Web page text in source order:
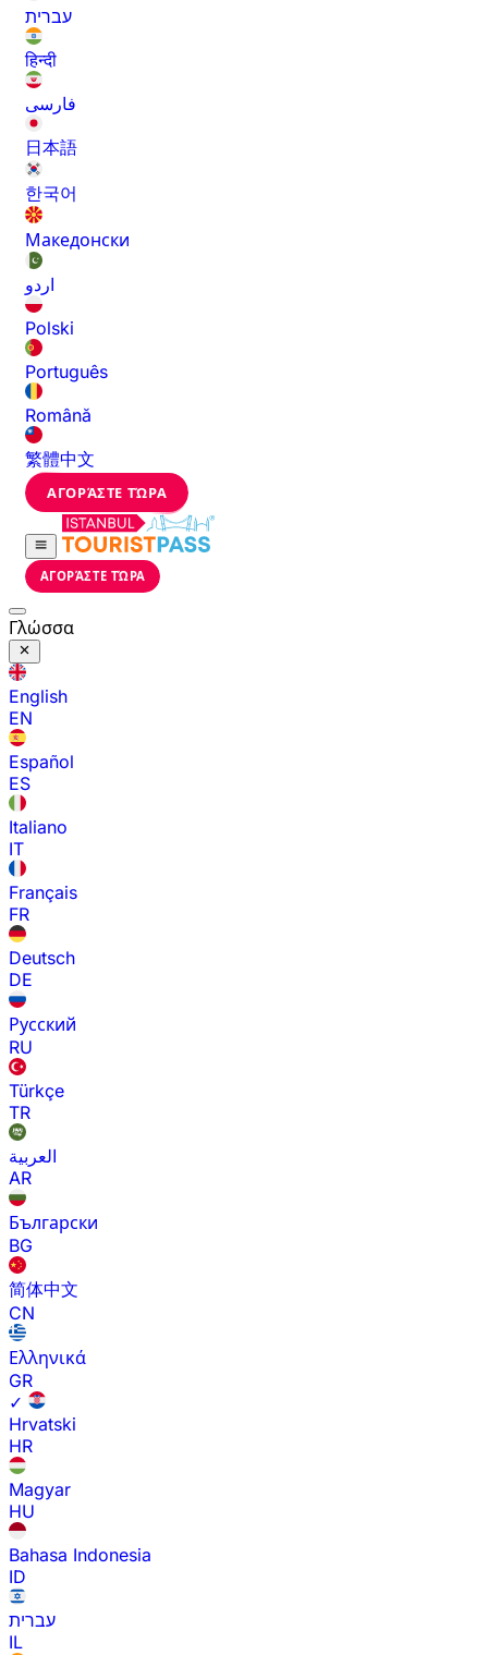
עברית
हिन्दी
فارسی
日本語
한국어
Македонски
اردو
Polski
Português
Română
繁體中文
ΑΓΟΡΆΣΤΕ ΤΏΡΑ
ΑΓΟΡΆΣΤΕ ΤΏΡΑ
Γλώσσα
English
EN
Español
ES
Italiano
IT
Français
FR
Deutsch
DE
Русский
RU
Türkçe
TR
العربية
AR
Български
BG
简体中文
CN
Ελληνικά
GR
✓
Hrvatski
HR
Magyar
HU
Bahasa Indonesia
ID
עברית
IL